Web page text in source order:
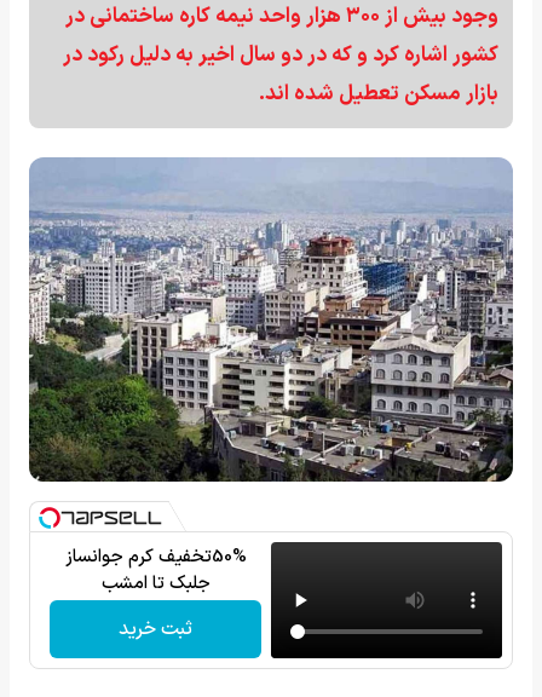
وجود بیش از ۳۰۰ هزار واحد نیمه کاره ساختمانی در
کشور اشاره کرد و که در دو سال اخیر به دلیل رکود در
بازار مسکن تعطیل شده اند.
50%تخفیف کرم جوانساز
جلبک تا امشب
ثبت خرید